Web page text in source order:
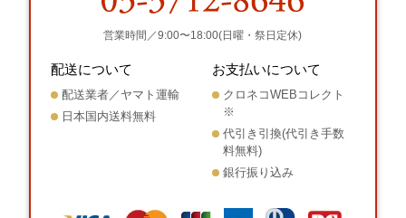
営業時間／9:00〜18:00(日曜・祭日定休)
配送について
配送業者／ヤマト運輸
日本国内送料無料
お支払いについて
クロネコWEBコレクト
※
代引き引換(代引き手数
料無料)
銀行振り込み